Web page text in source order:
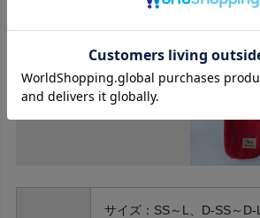
サイズ：SS～L、D-SS～D-L